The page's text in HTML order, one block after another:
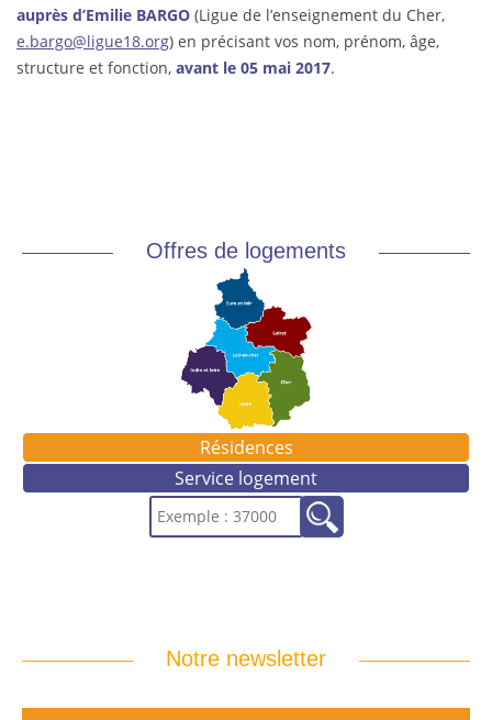
auprès d’Emilie BARGO (Ligue de l’enseignement du Cher,
e.bargo@ligue18.org) en précisant vos nom, prénom, âge,
structure et fonction, avant le 05 mai 2017.
Offres de logements
Résidences
Service logement
Notre newsletter